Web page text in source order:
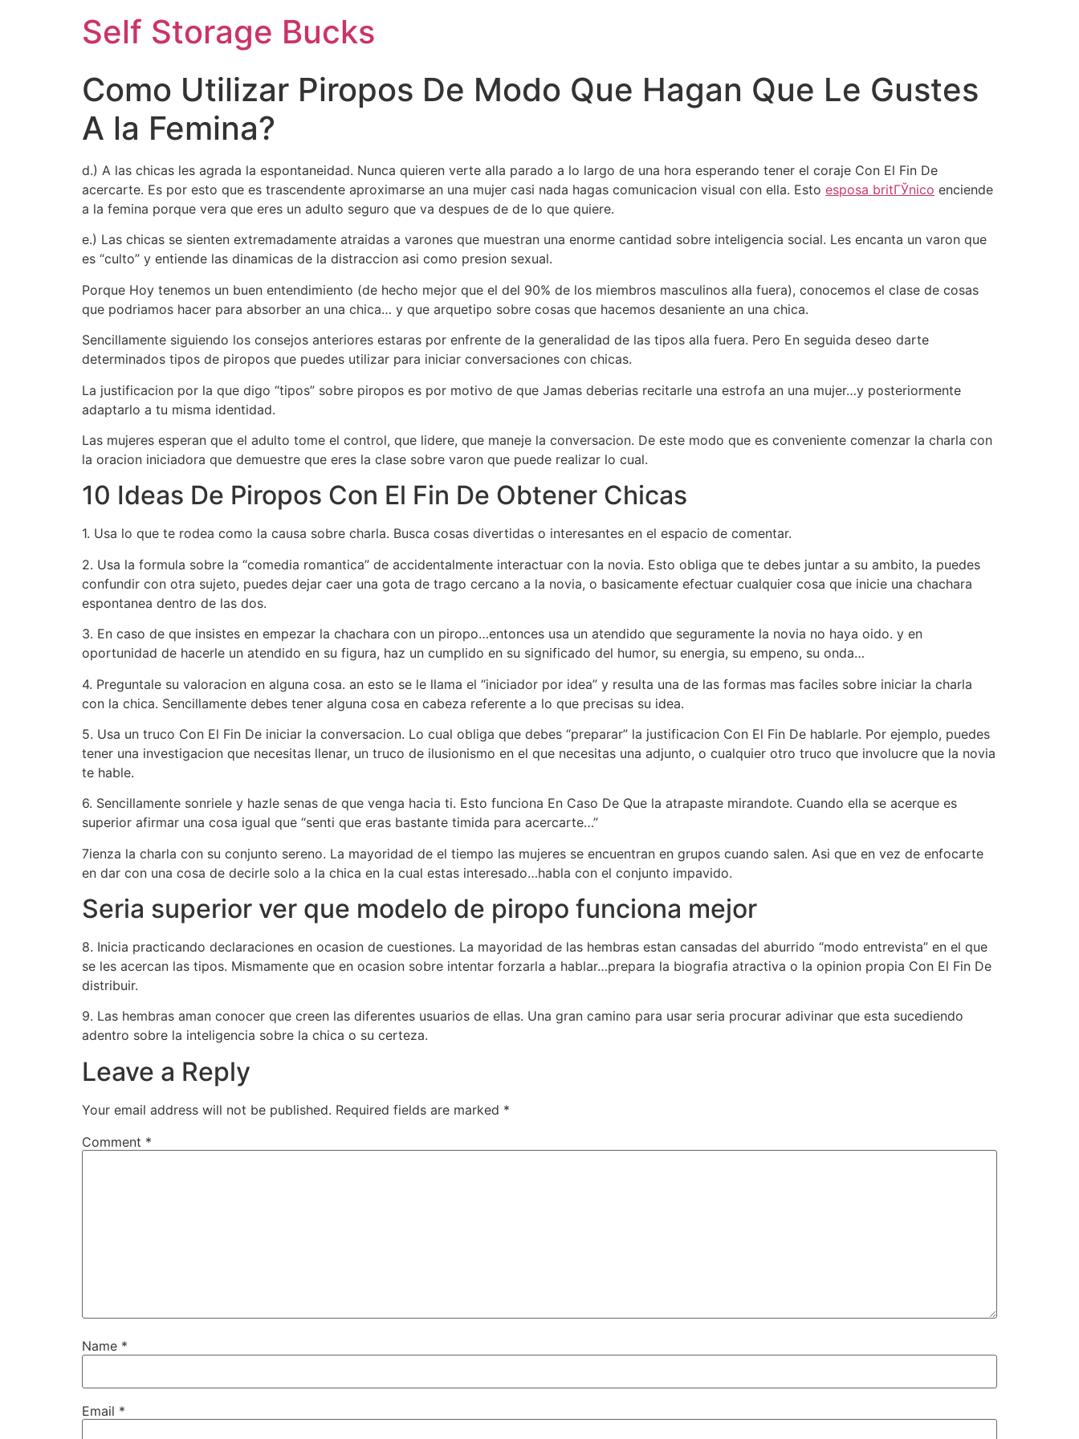
Self Storage Bucks
Como Utilizar Piropos De Modo Que Hagan Que Le Gustes
A la Femina?
d.) A las chicas les agrada la espontaneidad. Nunca quieren verte alla parado a lo largo de una hora esperando tener el coraje Con El Fin De
acercarte. Es por esto que es trascendente aproximarse an una mujer casi nada hagas comunicacion visual con ella. Esto esposa britГЎnico enciende
a la femina porque vera que eres un adulto seguro que va despues de de lo que quiere.
e.) Las chicas se sienten extremadamente atraidas a varones que muestran una enorme cantidad sobre inteligencia social. Les encanta un varon que
es “culto” y entiende las dinamicas de la distraccion asi­ como presion sexual.
Porque Hoy tenemos un buen entendimiento (de hecho mejor que el del 90% de los miembros masculinos alla fuera), conocemos el clase de cosas
que podri­amos hacer para absorber an una chica… y que arquetipo sobre cosas que hacemos desaniente an una chica.
Sencillamente siguiendo los consejos anteriores estaras por enfrente de la generalidad de las tipos alla fuera. Pero En seguida deseo darte
determinados tipos de piropos que puedes utilizar para iniciar conversaciones con chicas.
La justificacion por la que digo “tipos” sobre piropos es por motivo de que Jamas deberias recitarle una estrofa an una mujer…y posteriormente
adaptarlo a tu misma identidad.
Las mujeres esperan que el adulto tome el control, que lidere, que maneje la conversacion. De este modo que es conveniente comenzar la charla con
la oracion iniciadora que demuestre que eres la clase sobre varon que puede realizar lo cual.
10 Ideas De Piropos Con El Fin De Obtener Chicas
1. Usa lo que te rodea como la causa sobre charla. Busca cosas divertidas o interesantes en el espacio de comentar.
2. Usa la formula sobre la “comedia romantica” de accidentalmente interactuar con la novia. Esto obliga que te debes juntar a su ambito, la puedes
confundir con otra sujeto, puedes dejar caer una gota de trago cercano a la novia, o basicamente efectuar cualquier cosa que inicie una chachara
espontanea dentro de las dos.
3. En caso de que insistes en empezar la chachara con un piropo…entonces usa un atendido que seguramente la novia no haya oido. y en
oportunidad de hacerle un atendido en su figura, haz un cumplido en su significado del humor, su energia, su empeno, su onda…
4. Preguntale su valoracion en alguna cosa. an esto se le llama el “iniciador por idea” y resulta una de las formas mas faciles sobre iniciar la charla
con la chica. Sencillamente debes tener alguna cosa en cabeza referente a lo que precisas su idea.
5. Usa un truco Con El Fin De iniciar la conversacion. Lo cual obliga que debes “preparar” la justificacion Con El Fin De hablarle. Por ejemplo, puedes
tener una investigacion que necesitas llenar, un truco de ilusionismo en el que necesitas una adjunto, o cualquier otro truco que involucre que la novia
te hable.
6. Sencillamente sonriele y hazle senas de que venga hacia ti. Esto funciona En Caso De Que la atrapaste mirandote. Cuando ella se acerque es
superior afirmar una cosa igual que “senti que eras bastante timida para acercarte…”
7ienza la charla con su conjunto sereno. La mayoridad de el tiempo las mujeres se encuentran en grupos cuando salen. Asi que en vez de enfocarte
en dar con una cosa de decirle solo a la chica en la cual estas interesado…habla con el conjunto impavido.
Seri­a superior ver que modelo de piropo funciona mejor
8. Inicia practicando declaraciones en ocasion de cuestiones. La mayoridad de las hembras estan cansadas del aburrido “modo entrevista” en el que
se les acercan las tipos. Mismamente que en ocasion sobre intentar forzarla a hablar…prepara la biografia atractiva o la opinion propia Con El Fin De
distribuir.
9. Las hembras aman conocer que creen las diferentes usuarios de ellas. Una gran camino para usar seri­a procurar adivinar que esta sucediendo
adentro sobre la inteligencia sobre la chica o su certeza.
Leave a Reply
Your email address will not be published. Required fields are marked *
Comment *
Name *
Email *